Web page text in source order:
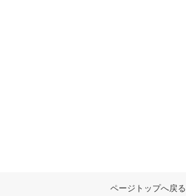
ページトップへ戻る